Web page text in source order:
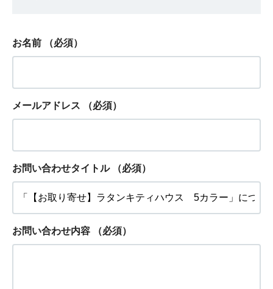
お名前 （必須）
メールアドレス （必須）
お問い合わせタイトル （必須）
お問い合わせ内容 （必須）